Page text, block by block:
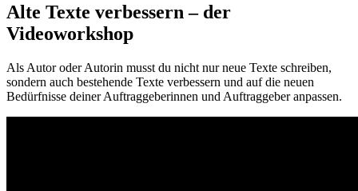
Alte Texte verbessern – der
Videoworkshop
Als Autor oder Autorin musst du nicht nur neue Texte schreiben,
sondern auch bestehende Texte verbessern und auf die neuen
Bedürfnisse deiner Auftraggeberinnen und Auftraggeber anpassen.